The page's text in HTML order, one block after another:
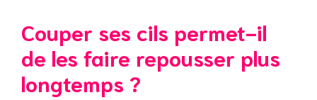
Couper ses cils permet-il
de les faire repousser plus
longtemps ?